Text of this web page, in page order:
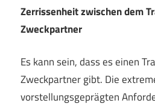
Zerrissenheit zwischen dem
Zweckpartner
Es kann sein, dass es einen
Zweckpartner gibt. Die
vorstellungsgeprägten